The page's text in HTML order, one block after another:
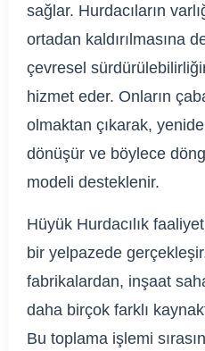
sağlar. Hurdacıların
ortadan kaldırılmasına
çevresel
hizmet eder. Onların
olmaktan çıkarak,
dönüşür ve böylece
modeli desteklenir.
Hüyük Hurdacılık
bir yelpazede
fabrikalardan, inşaat
daha birçok farklı
Bu toplama işlemi